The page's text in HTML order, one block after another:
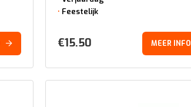
Feestelijk
€15.50 MEER INFO